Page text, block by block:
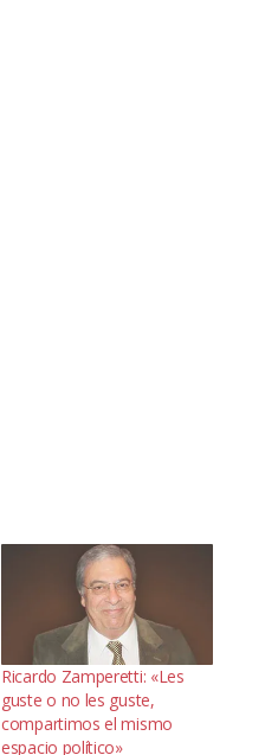
Ricardo Zamperetti: «Les
guste o no les guste,
compartimos el mismo
espacio político»